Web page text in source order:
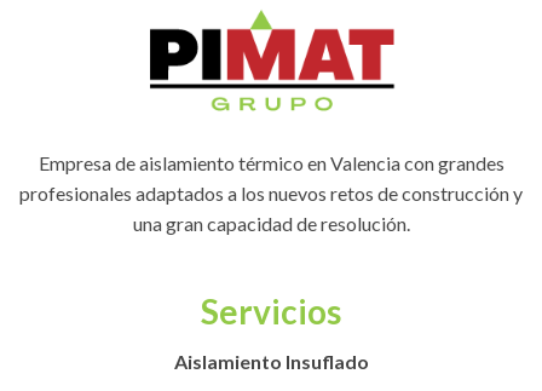
Servicios
Aislamiento Insuflado
Empresa de aislamiento térmico en Valencia con grandes
profesionales adaptados a los nuevos retos de construcción y
una gran capacidad de resolución.